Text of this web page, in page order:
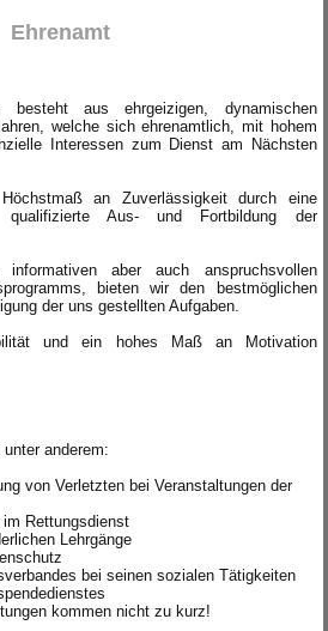
Ehrenamt
besteht aus ehrgeizigen, dynamischen
welche sich ehrenamtlich, mit hohem
Interessen zum Dienst am Nächsten
an Zuverlässigkeit durch eine
qualifizierte Aus- und Fortbildung der
aber auch anspruchsvollen
bieten wir den bestmöglichen
der uns gestellten Aufgaben.
und ein hohes Maß an Motivation
anderem:
von Verletzten bei Veranstaltungen der
Rettungsdienst
Lehrgänge
bei seinen sozialen Tätigkeiten
kommen nicht zu kurz!